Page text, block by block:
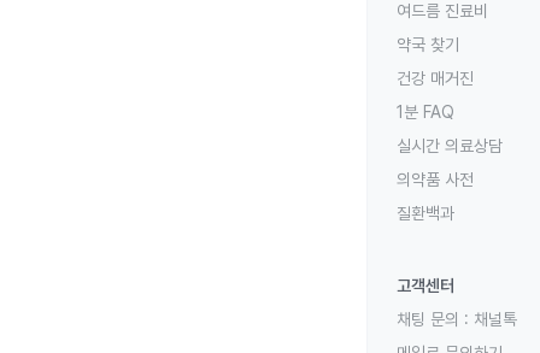
여드름 진료비
약국 찾기
건강 매거진
1분 FAQ
실시간 의료상담
의약품 사전
질환백과
고객센터
채팅 문의 : 채널톡